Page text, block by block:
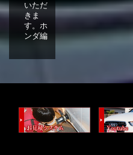
いただ
きま
す。ホ
ンダ編